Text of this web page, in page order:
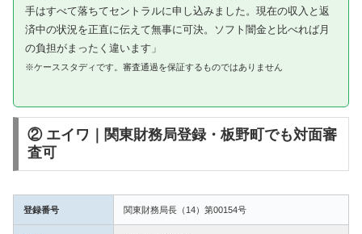
手はすべて落ちてセントラルに申し込みました。現在の収入と返
済中の状況を正直に伝えて無事に可決。ソフト闇金と比べれば月
の負担がまったく違います」
※ケーススタディです。審査通過を保証するものではありません
② エイワ｜関東財務局登録・板野町でも対面審
査可
登録番号 関東財務局長（14）第00154号